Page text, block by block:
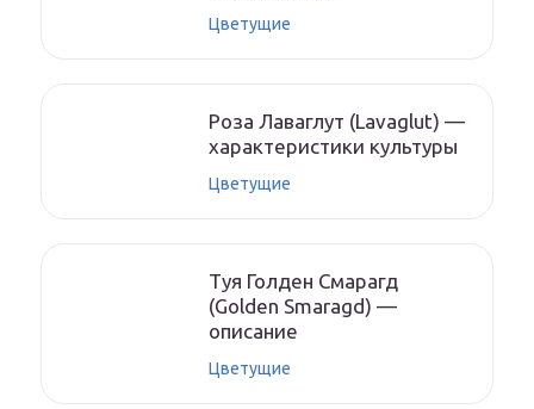
Цветущие
Роза Лаваглут (Lavaglut) —
характеристики культуры
Цветущие
Туя Голден Смарагд
(Golden Smaragd) —
описание
Цветущие